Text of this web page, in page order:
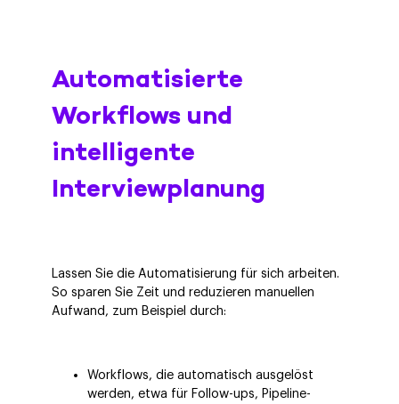
Automatisierte
Workflows und
intelligente
Interviewplanung
Lassen Sie die Automatisierung für sich arbeiten.
So sparen Sie Zeit und reduzieren manuellen
Aufwand, zum Beispiel durch:
Workflows, die automatisch ausgelöst
werden, etwa für Follow-ups, Pipeline-